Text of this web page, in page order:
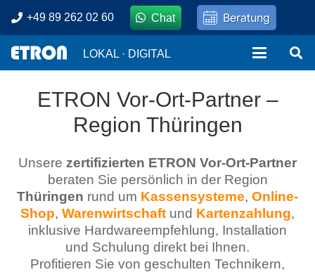
+49 89 262 02 60 Chat Beratung
LOKAL · DIGITAL
ETRON Vor-Ort-Partner –
Region Thüringen
Unsere zertifizierten ETRON Vor-Ort-Partner
beraten Sie persönlich in der Region
Thüringen rund um Kassensysteme, Online-
Shop, Warenwirtschaft und Kartenzahlung,
inklusive Hardwareempfehlung, Installation
und Schulung direkt bei Ihnen.
Profitieren Sie von geschulten Technikern,